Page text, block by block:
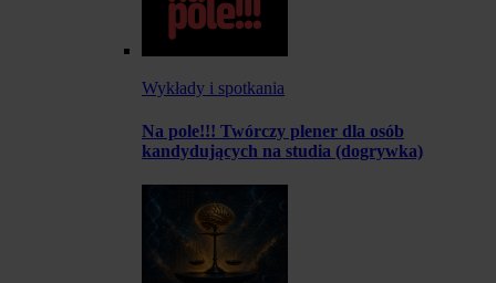
Wykłady i spotkania
Na pole!!! Twórczy plener dla osób
kandydujących na studia (dogrywka)